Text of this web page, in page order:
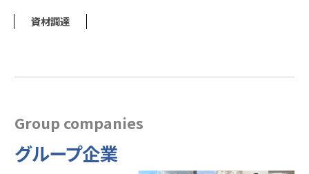
資材調達
Group companies
グループ企業